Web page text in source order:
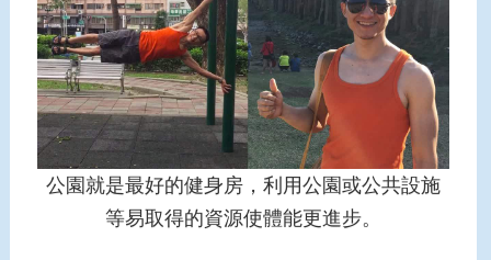
公園就是最好的健身房，利用公園或公共設施
等易取得的資源使體能更進步。